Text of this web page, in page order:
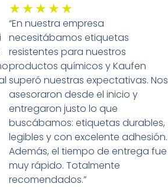
★ ★ ★ ★ ★
con
5
de
5
“En nuestra empresa
necesitábamos etiquetas
resistentes para nuestros
productos químicos y Kaufen
superó nuestras expectativas. Nos
asesoraron desde el inicio y
entregaron justo lo que
buscábamos: etiquetas durables,
legibles y con excelente adhesión.
Además, el tiempo de entrega fue
muy rápido. Totalmente
recomendados.”